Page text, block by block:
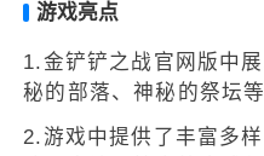
游戏亮点
1.金铲铲之战官网版中
秘的部落、神秘的祭坛
2.游戏中提供了丰富多